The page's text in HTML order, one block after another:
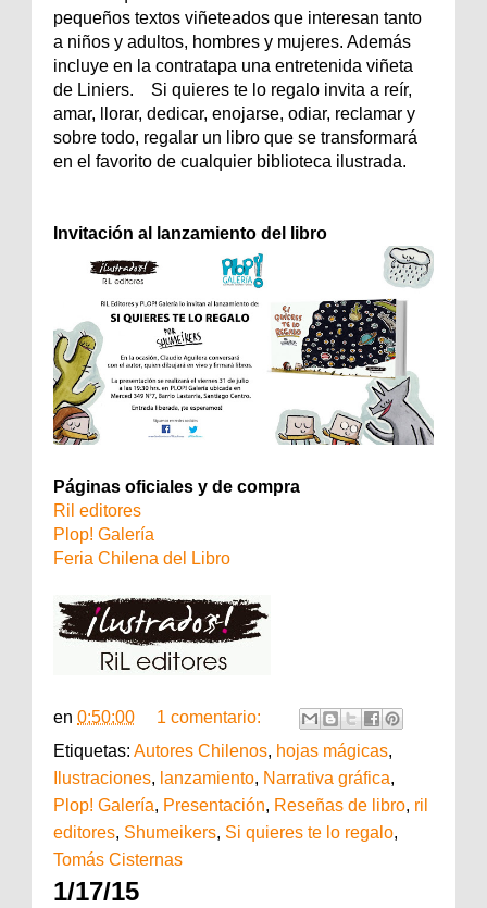
pequeños textos viñeteados que interesan tanto
a niños y adultos, hombres y mujeres. Además
incluye en la contratapa una entretenida viñeta
de Liniers. Si quieres te lo regalo invita a reír,
amar, llorar, dedicar, enojarse, odiar, reclamar y
sobre todo, regalar un libro que se transformará
en el favorito de cualquier biblioteca ilustrada.
Invitación al lanzamiento del libro
Páginas oficiales y de compra
Ril editores
Plop! Galería
Feria Chilena del Libro
en 0:50:00
1 comentario:
Etiquetas: Autores Chilenos, hojas mágicas,
Ilustraciones, lanzamiento, Narrativa gráfica,
Plop! Galería, Presentación, Reseñas de libro, ril
editores, Shumeikers, Si quieres te lo regalo,
Tomás Cisternas
1/17/15